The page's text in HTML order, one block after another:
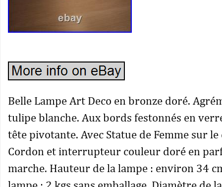
Belle Lampe Art Deco en bronze doré.
tulipe blanche. Aux bords festonnés en
tête pivotante. Avec Statue de Femme sur
Cordon et interrupteur couleur doré en
marche. Hauteur de la lampe : environ 34